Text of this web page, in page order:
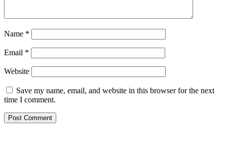
Name *
Email *
Website
Save my name, email, and website in this browser for the next
time I comment.